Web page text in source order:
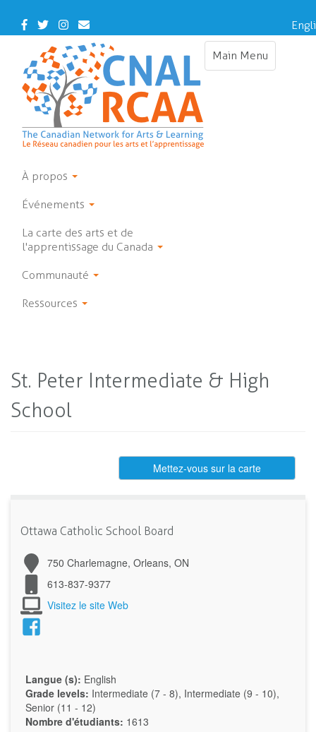
main
Facebook
TwitterInstagram
Contact
Us
Main Menu
Toggle
À propos
Événements
La carte des arts et de
l'apprentissage du Canada
Communauté
Ressources
St. Peter Intermediate & High
School
Mettez-vous sur la carte
Ottawa Catholic School Board
750 Charlemagne, Orleans, ON
613-837-9377
Visitez le site Web
Langue (s): English
Grade levels: Intermediate (7 - 8), Intermediate (9 - 10),
Senior (11 - 12)
Nombre d'étudiants: 1613